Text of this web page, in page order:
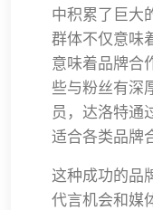
中积累了巨大
群体不仅意味
意味着品牌合
些与粉丝有深
员，达洛特通
适合各类品牌
这种成功的品
代言机会和媒